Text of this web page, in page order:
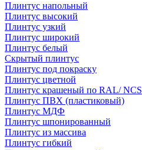
Плинтус напольный
Плинтус высокий
Плинтус узкий
Плинтус широкий
Плинтус белый
Скрытый плинтус
Плинтус под покраску
Плинтус цветной
Плинтус крашеный по RAL/ NCS
Плинтус ПВХ (пластиковый)
Плинтус МДФ
Плинтус шпонированный
Плинтус из массива
Плинтус гибкий